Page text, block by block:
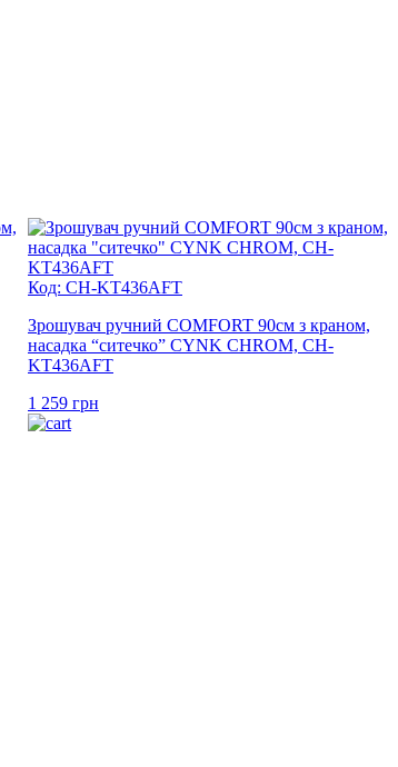
Код: CH-KT436AFT
Зрошувач ручний COMFORT 90см з краном,
насадка “ситечко” CYNK CHROM, CH-
KT436AFT
1 259 грн